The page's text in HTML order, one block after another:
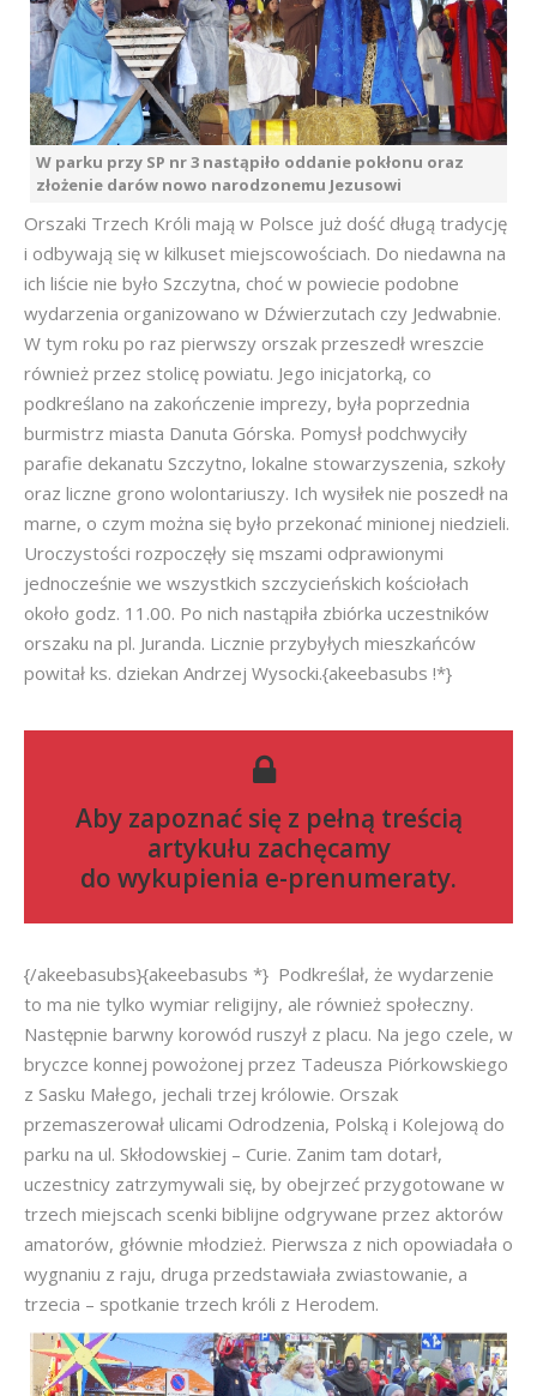
W parku przy SP nr 3 nastąpiło oddanie pokłonu oraz
złożenie darów nowo narodzonemu Jezusowi
Orszaki Trzech Króli mają w Polsce już dość długą tradycję
i odbywają się w kilkuset miejscowościach. Do niedawna na
ich liście nie było Szczytna, choć w powiecie podobne
wydarzenia organizowano w Dźwierzutach czy Jedwabnie.
W tym roku po raz pierwszy orszak przeszedł wreszcie
również przez stolicę powiatu. Jego inicjatorką, co
podkreślano na zakończenie imprezy, była poprzednia
burmistrz miasta Danuta Górska. Pomysł podchwyciły
parafie dekanatu Szczytno, lokalne stowarzyszenia, szkoły
oraz liczne grono wolontariuszy. Ich wysiłek nie poszedł na
marne, o czym można się było przekonać minionej niedzieli.
Uroczystości rozpoczęły się mszami odprawionymi
jednocześnie we wszystkich szczycieńskich kościołach
około godz. 11.00. Po nich nastąpiła zbiórka uczestników
orszaku na pl. Juranda. Licznie przybyłych mieszkańców
powitał ks. dziekan Andrzej Wysocki.{akeebasubs !*}
Aby zapoznać się z pełną treścią
artykułu zachęcamy
do wykupienia e-prenumeraty.
{/akeebasubs}{akeebasubs *} Podkreślał, że wydarzenie
to ma nie tylko wymiar religijny, ale również społeczny.
Następnie barwny korowód ruszył z placu. Na jego czele, w
bryczce konnej powożonej przez Tadeusza Piórkowskiego
z Sasku Małego, jechali trzej królowie. Orszak
przemaszerował ulicami Odrodzenia, Polską i Kolejową do
parku na ul. Skłodowskiej – Curie. Zanim tam dotarł,
uczestnicy zatrzymywali się, by obejrzeć przygotowane w
trzech miejscach scenki biblijne odgrywane przez aktorów
amatorów, głównie młodzież. Pierwsza z nich opowiadała o
wygnaniu z raju, druga przedstawiała zwiastowanie, a
trzecia – spotkanie trzech króli z Herodem.